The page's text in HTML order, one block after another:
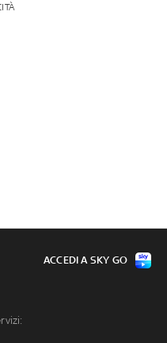
ACCEDI A SKY GO